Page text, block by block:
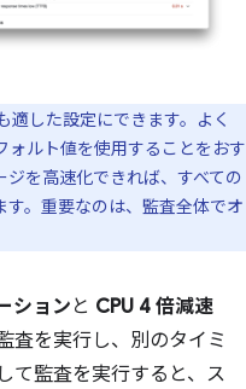
適した設定にできます。よく
ォルト値を使用することをおす
を高速化できれば、すべての
。重要なのは、監査全体でオ
ション と CPU 4 倍減速
査を実行し、別のタイミ
て監査を実行すると、ス